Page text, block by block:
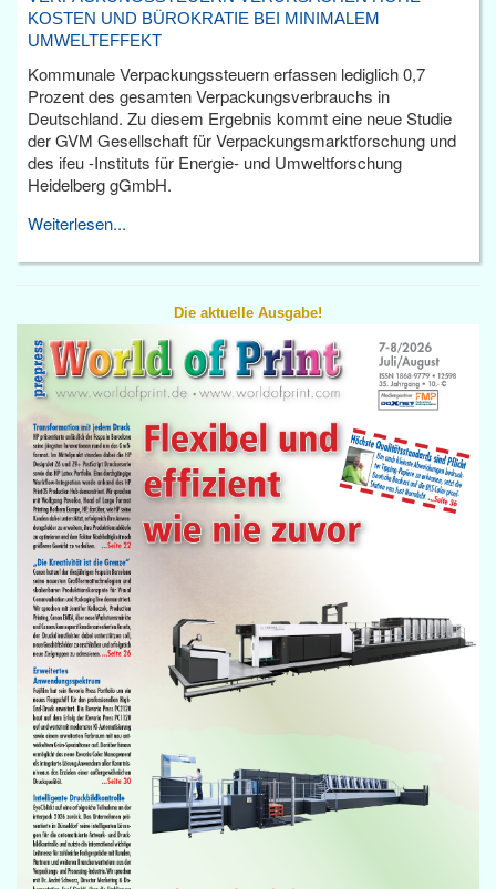
KOSTEN UND BÜROKRATIE BEI MINIMALEM
UMWELTEFFEKT
Kommunale Verpackungssteuern erfassen lediglich 0,7
Prozent des gesamten Verpackungsverbrauchs in
Deutschland. Zu diesem Ergebnis kommt eine neue Studie
der GVM Gesellschaft für Verpackungsmarktforschung und
des ifeu -Instituts für Energie- und Umweltforschung
Heidelberg gGmbH.
Weiterlesen...
Die aktuelle Ausgabe!